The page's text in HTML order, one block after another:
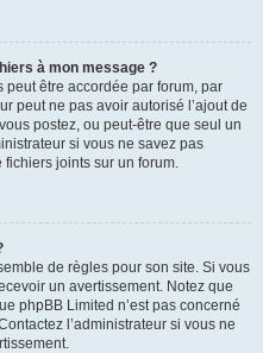
à mon message ?
peut être accordée par forum, par
peut ne pas avoir autorisé l’ajout de
postez, ou peut-être que seul un
si vous ne savez pas
joints sur un forum.
de règles pour son site. Si vous
un avertissement. Notez que
phpBB Limited n’est pas concerné
l’administrateur si vous ne